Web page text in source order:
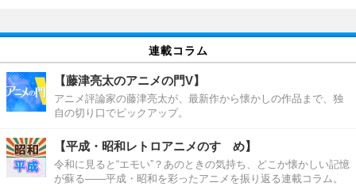
連載コラム
【藤津亮太のアニメの門V】
アニメ評論家の藤津亮太が、最新作から懐かしの作品まで、独
自の切り口でピックアップ。
【平成・昭和レトロアニメのすゝめ】
令和に見ると“エモい”？あのときの気持ち、どこか懐かしい記憶
が蘇る――平成・昭和を彩ったアニメを振り返る連載コラム。